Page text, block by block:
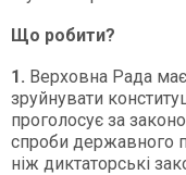
Що робити?
1. Верховна Рада
зруйнувати
проголосує за
спроби державного
ніж диктаторські